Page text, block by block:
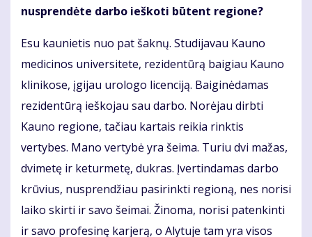
nusprendėte darbo ieškoti būtent regione?
Esu kaunietis nuo pat šaknų. Studijavau Kauno
medicinos universitete, rezidentūrą baigiau Kauno
klinikose, įgijau urologo licenciją. Baiginėdamas
rezidentūrą ieškojau sau darbo. Norėjau dirbti
Kauno regione, tačiau kartais reikia rinktis
vertybes. Mano vertybė yra šeima. Turiu dvi mažas,
dvimetę ir keturmetę, dukras. Įvertindamas darbo
krūvius, nusprendžiau pasirinkti regioną, nes norisi
laiko skirti ir savo šeimai. Žinoma, norisi patenkinti
ir savo profesinę karjerą, o Alytuje tam yra visos